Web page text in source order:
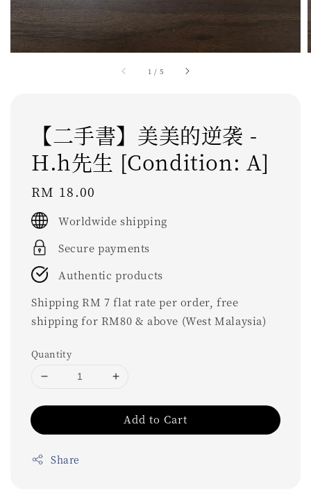
1 / 5
【二手書】美美的逆袭 -
H.h先生 [Condition: A]
Regular
price
RM 18.00
Worldwide shipping
Secure payments
Authentic products
Shipping RM 7 flat rate per order, free
shipping for RM80 & above (West Malaysia)
Quantity
Add to Cart
Share